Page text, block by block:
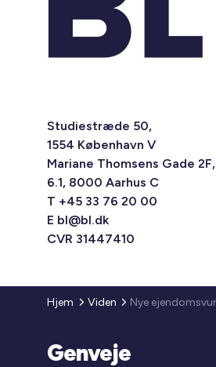
Studiestræde 50,
1554 København V
Mariane Thomsens Gade 2F,
6.1, 8000 Aarhus C
T +45 33 76 20 00
E bl@bl.dk
CVR 31447410
Hjem Viden
Genveje